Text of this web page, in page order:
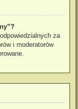
za
i moderatorów